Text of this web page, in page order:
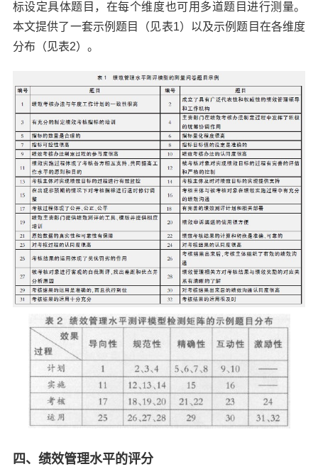
标设定具体题目，在每个维度也可用多道题目进行测量。
本文提供了一套示例题目（见表1）以及示例题目在各维度
分布（见表2）。
四、绩效管理水平的评分